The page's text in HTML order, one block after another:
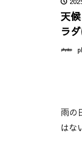
天
ラ
雨の
はな